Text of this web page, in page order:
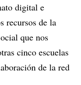
digital e
recursos de la
que nos
cinco escuelas
de la red